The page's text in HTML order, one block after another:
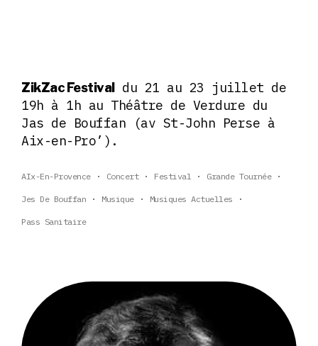
ZikZac Festivaldu 21 au 23 juillet de
19h à 1h au Théâtre de Verdure du
Jas de Bouffan (av St-John Perse à
Aix-en-Pro’).
AIx-En-Provence Concert Festival Grande Tournée
Jes De Bouffan Musique Musiques Actuelles
Pass Sanitaire